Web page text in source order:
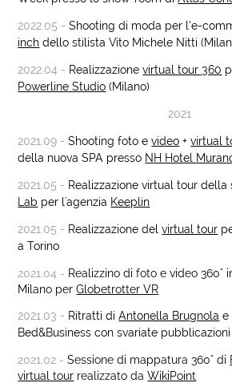
2022.05 -Shooting di moda per l’e-
inch dello stilista Vito Michele Nitti
2022.04 - Realizzazionevirtual tour 360
Powerline Studio (Milano)
2021
2021.09 -Shooting foto evideo +virtual
della nuova SPA presso NH Hotel
2021.05 - Realizzazione virtual tour della
Lab per l'agenzia Keeplin
2021.05 - Realizzazione delvirtual tour
a Torino
2021.04 - Realizzino di foto e video 360°
Milano perGlobetrotter VR
2021.03 - Ritratti diAntonella Brugnola e
Bed&Business con svariate
2021.02 -Sessione di mappatura 360° di
virtual tour realizzato daWikiPoint